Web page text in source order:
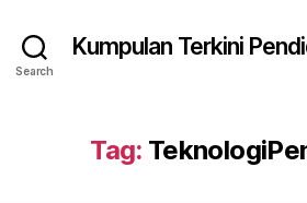
Search
Kumpulan Terkini
Tag: